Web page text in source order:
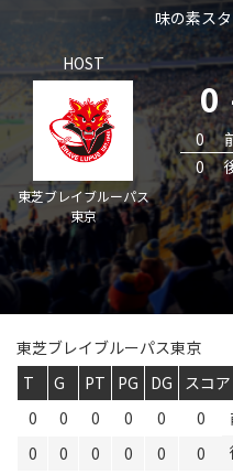
ラグビーって何？
会場紹介
クラブからのお願い
選手・スタッフ
選手
スタッフ
クラブ情報
クラブ情報
株式会社 ブレイブルーパ
株式会社 チームの歴史
地域貢献活動
アカデミー
InstagramX
パートナ
味の素ス
HOST
東芝ブレイブルーパス
東京
0
0
0
東芝ブレイブルーパス東京
T
G PT PG DG スコア
0
0 0 0 0 0
0
0 0 0 0 0